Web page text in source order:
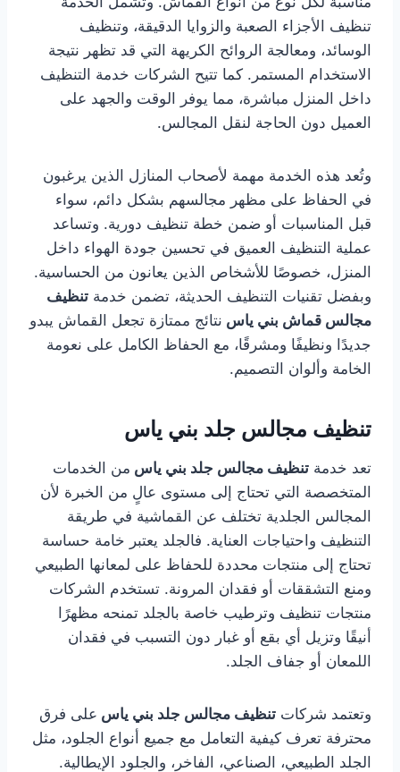
تنظيف الأجزاء الصعبة والزوايا الدقيقة، وتنظيف
الوسائد، ومعالجة الروائح الكريهة التي قد تظهر نتيجة
الاستخدام المستمر. كما تتيح الشركات خدمة التنظيف
داخل المنزل مباشرة، مما يوفر الوقت والجهد على
العميل دون الحاجة لنقل المجالس.
وتُعد هذه الخدمة مهمة لأصحاب المنازل الذين يرغبون
في الحفاظ على مظهر مجالسهم بشكل دائم، سواء
قبل المناسبات أو ضمن خطة تنظيف دورية. وتساعد
عملية التنظيف العميق في تحسين جودة الهواء داخل
المنزل، خصوصًا للأشخاص الذين يعانون من الحساسية.
وبفضل تقنيات التنظيف الحديثة، تضمن خدمة تنظيف
مجالس قماش بني ياس نتائج ممتازة تجعل القماش يبدو
جديدًا ونظيفًا ومشرقًا، مع الحفاظ الكامل على نعومة
الخامة وألوان التصميم.
تنظيف مجالس جلد بني ياس
تعد خدمة تنظيف مجالس جلد بني ياس من الخدمات
المتخصصة التي تحتاج إلى مستوى عالٍ من الخبرة لأن
المجالس الجلدية تختلف عن القماشية في طريقة
التنظيف واحتياجات العناية. فالجلد يعتبر خامة حساسة
تحتاج إلى منتجات محددة للحفاظ على لمعانها الطبيعي
ومنع التشققات أو فقدان المرونة. تستخدم الشركات
منتجات تنظيف وترطيب خاصة بالجلد تمنحه مظهرًا
أنيقًا وتزيل أي بقع أو غبار دون التسبب في فقدان
اللمعان أو جفاف الجلد.
وتعتمد شركات تنظيف مجالس جلد بني ياس على فرق
محترفة تعرف كيفية التعامل مع جميع أنواع الجلود، مثل
الجلد الطبيعي، الصناعي، الفاخر، والجلود الإيطالية.